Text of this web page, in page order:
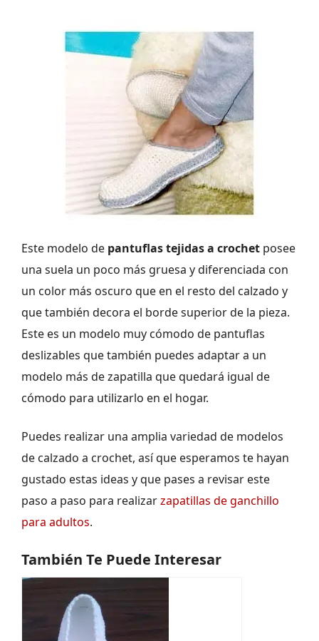
Este modelo de pantuflas tejidas a crochet posee
una suela un poco más gruesa y diferenciada con
un color más oscuro que en el resto del calzado y
que también decora el borde superior de la pieza.
Este es un modelo muy cómodo de pantuflas
deslizables que también puedes adaptar a un
modelo más de zapatilla que quedará igual de
cómodo para utilizarlo en el hogar.
Puedes realizar una amplia variedad de modelos
de calzado a crochet, así que esperamos te hayan
gustado estas ideas y que pases a revisar este
paso a paso para realizarzapatillas de ganchillo
para adultos.
También Te Puede Interesar